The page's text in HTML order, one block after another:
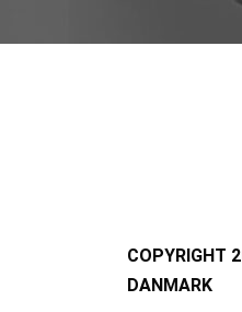
COPYRIGHT
DANMARK